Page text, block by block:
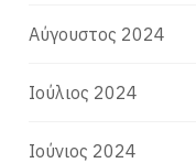
Αύγουστος 2024
Ιούλιος 2024
Ιούνιος 2024